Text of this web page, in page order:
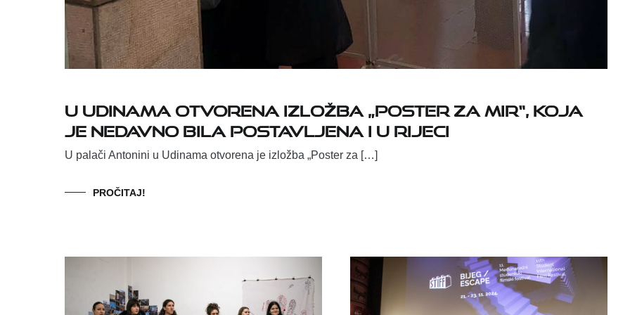
U Udinama otvorena izložba „Poster za mir“, koja
je nedavno bila postavljena i u Rijeci
U palači Antonini u Udinama otvorena je izložba „Poster za […]
PROČITAJ!